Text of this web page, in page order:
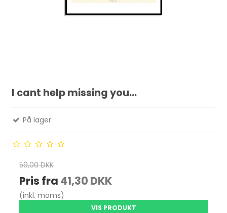
I cant help missing you...
På lager
59,00 DKK
Pris fra 41,30 DKK
(inkl. moms)
VIS PRODUKT